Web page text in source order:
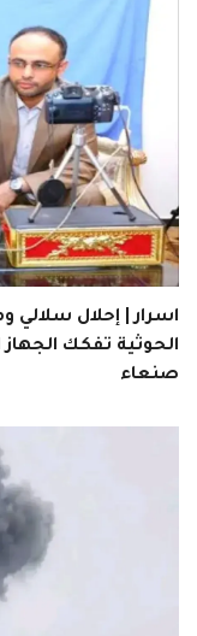
اسرار | إحلال
الحوثية تفكك الجهاز
صنعاء